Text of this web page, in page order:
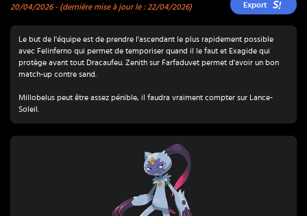
20/04/2026 - (dernière mise à jour le : 22/04/2026) Export
Le but de l'équipe est de prendre l'ascendant le plus rapidement possible
avec Felinferno qui permet de temporiser quand il le faut et Exagide qui
protège avant tout Dracaufeu. Zenith sur Farfaduvet permet d'avoir un bon
match-up contre sand.
Millobelus peut être assez pénible, il faudra vraiment compter sur Lance-
Soleil.